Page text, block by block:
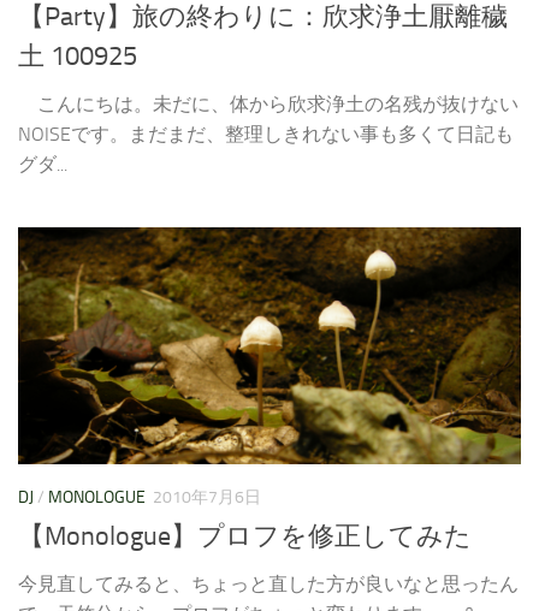
【Party】旅の終わりに：欣求浄土厭離穢
土 100925
こんにちは。未だに、体から欣求浄土の名残が抜けない
NOISEです。まだまだ、整理しきれない事も多くて日記も
グダ...
DJ / MONOLOGUE 2010年7月6日
【Monologue】プロフを修正してみた
今見直してみると、ちょっと直した方が良いなと思ったん